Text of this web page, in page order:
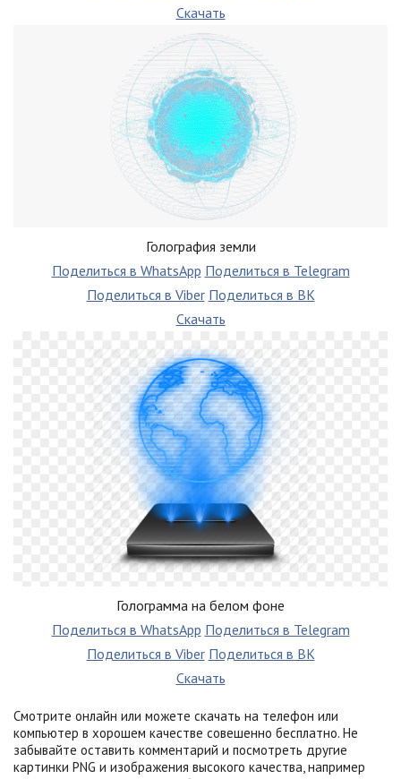
Скачать
Голография земли
Поделиться в WhatsApp Поделиться в Telegram
Поделиться в Viber Поделиться в ВК
Скачать
Голограмма на белом фоне
Поделиться в WhatsApp Поделиться в Telegram
Поделиться в Viber Поделиться в ВК
Скачать
Смотрите онлайн или можете скачать на телефон или
компьютер в хорошем качестве совешенно бесплатно. Не
забывайте оставить комментарий и посмотреть другие
картинки PNG и изображения высокого качества, например